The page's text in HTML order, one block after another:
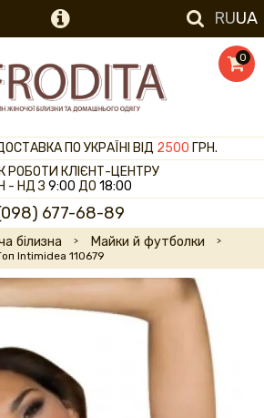
RUUA
0
ПО УКРАЇНІ ВІД 2500 ГРН.
РОБОТИ КЛІЄНТ-ЦЕНТРУ
- НД З 9:00 ДО 18:00
677-68-89
білизна Майки й футболки
Intimidea 110679